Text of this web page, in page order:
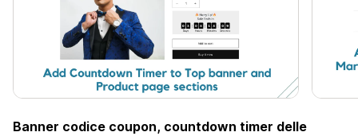
Banner codice coupon, countdown timer delle